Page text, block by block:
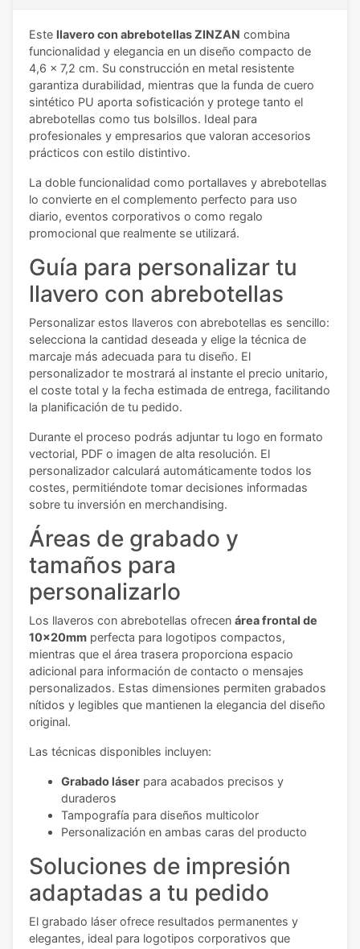
Este llavero con abrebotellas ZINZAN combina
funcionalidad y elegancia en un diseño compacto de
4,6 x 7,2 cm. Su construcción en metal resistente
garantiza durabilidad, mientras que la funda de cuero
sintético PU aporta sofisticación y protege tanto el
abrebotellas como tus bolsillos. Ideal para
profesionales y empresarios que valoran accesorios
prácticos con estilo distintivo.
La doble funcionalidad como portallaves y abrebotellas
lo convierte en el complemento perfecto para uso
diario, eventos corporativos o como regalo
promocional que realmente se utilizará.
Guía para personalizar tu
llavero con abrebotellas
Personalizar estos llaveros con abrebotellas es sencillo:
selecciona la cantidad deseada y elige la técnica de
marcaje más adecuada para tu diseño. El
personalizador te mostrará al instante el precio unitario,
el coste total y la fecha estimada de entrega, facilitando
la planificación de tu pedido.
Durante el proceso podrás adjuntar tu logo en formato
vectorial, PDF o imagen de alta resolución. El
personalizador calculará automáticamente todos los
costes, permitiéndote tomar decisiones informadas
sobre tu inversión en merchandising.
Áreas de grabado y
tamaños para
personalizarlo
Los llaveros con abrebotellas ofrecen área frontal de
10x20mm perfecta para logotipos compactos,
mientras que el área trasera proporciona espacio
adicional para información de contacto o mensajes
personalizados. Estas dimensiones permiten grabados
nítidos y legibles que mantienen la elegancia del diseño
original.
Las técnicas disponibles incluyen:
Grabado láser para acabados precisos y
duraderos
Tampografía para diseños multicolor
Personalización en ambas caras del producto
Soluciones de impresión
adaptadas a tu pedido
El grabado láser ofrece resultados permanentes y
elegantes, ideal para logotipos corporativos que